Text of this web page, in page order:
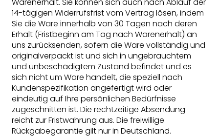
14-tägigen Widerrufsfrist vom Vertrag lösen, indem
Sie die Ware innerhalb von 30 Tagen nach deren
Erhalt (Fristbeginn am Tag nach Warenerhalt) an
uns zurücksenden, sofern die Ware vollständig und
originalverpackt ist und sich in ungebrauchtem
und unbeschädigtem Zustand befindet und es
sich nicht um Ware handelt, die speziell nach
Kundenspezifikation angefertigt wird oder
eindeutig auf Ihre persönlichen Bedürfnisse
zugeschnitten ist. Die rechtzeitige Absendung
reicht zur Fristwahrung aus. Die freiwillige
Rückgabegarantie gilt nur in Deutschland.